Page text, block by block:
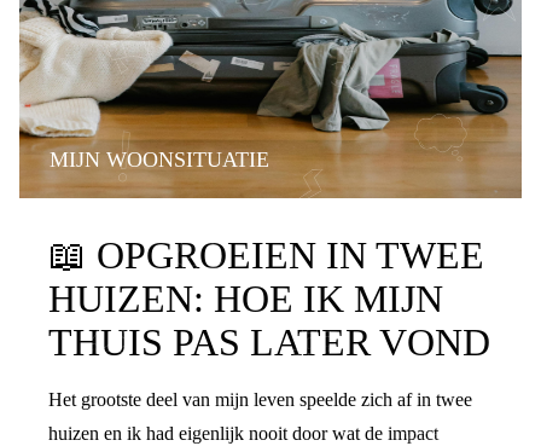
MIJN WOONSITUATIE
📖 OPGROEIEN IN TWEE
HUIZEN: HOE IK MIJN
THUIS PAS LATER VOND
Het grootste deel van mijn leven speelde zich af in twee
huizen en ik had eigenlijk nooit door wat de impact